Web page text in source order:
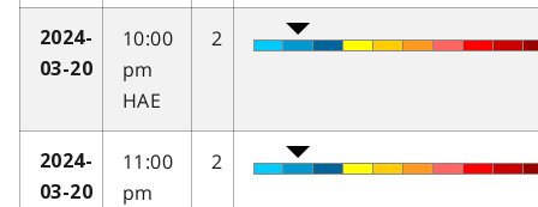
2024-
03-20
10:00
pm
HAE
2
2024-
03-20
11:00
pm
2